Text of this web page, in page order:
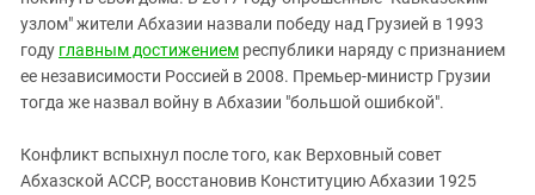
узлом" жители Абхазии назвали победу над Грузией в 1993
году главным достижением республики наряду с признанием
ее независимости Россией в 2008. Премьер-министр Грузии
тогда же назвал войну в Абхазии "большой ошибкой".
Конфликт вспыхнул после того, как Верховный совет
Абхазской АССР, восстановив Конституцию Абхазии 1925